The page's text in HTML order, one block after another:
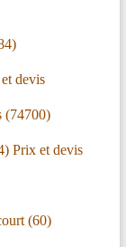
devis
(74700)
Prix et devis
(60)